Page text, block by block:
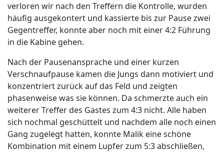
verloren wir nach den Treffern die Kontrolle, wurden
häufig ausgekontert und kassierte bis zur Pause zwei
Gegentreffer, konnte aber noch mit einer 4:2 Führung
in die Kabine gehen.
Nach der Pausenansprache und einer kurzen
Verschnaufpause kamen die Jungs dann motiviert und
konzentriert zurück auf das Feld und zeigten
phasenweise was sie können. Da schmerzte auch ein
weiterer Treffer des Gastes zum 4:3 nicht. Alle haben
sich nochmal geschüttelt und nachdem alle noch einen
Gang zugelegt hatten, konnte Malik eine schöne
Kombination mit einem Lupfer zum 5:3 abschließen,